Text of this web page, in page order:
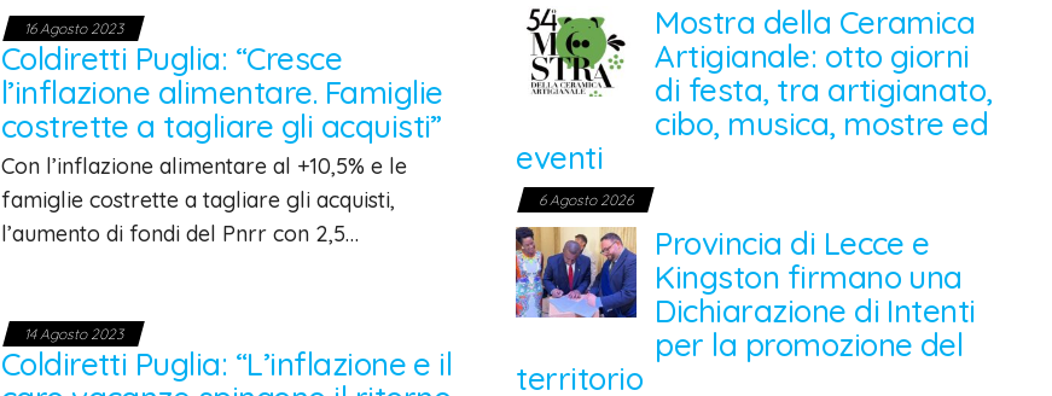
16 Agosto 2023
Coldiretti Puglia: “Cresce
l’inflazione alimentare. Famiglie
costrette a tagliare gli acquisti”
Con l’inflazione alimentare al +10,5% e le
famiglie costrette a tagliare gli acquisti,
l’aumento di fondi del Pnrr con 2,5…
14 Agosto 2023
Coldiretti Puglia: “L’inflazione e il
Mostra della Ceramica
Artigianale: otto giorni
di festa, tra artigianato,
cibo, musica, mostre ed
eventi
6 Agosto 2026
Provincia di Lecce e
Kingston firmano una
Dichiarazione di Intenti
per la promozione del
territorio